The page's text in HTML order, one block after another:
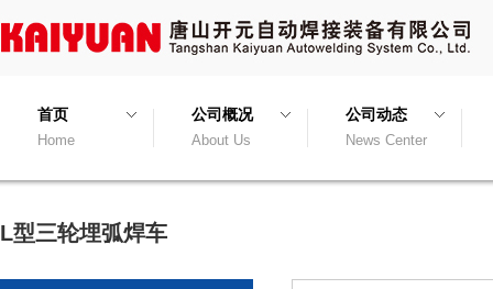
首页
Home
公司概况
About Us
公司动态
News Center
L型三轮埋弧焊车